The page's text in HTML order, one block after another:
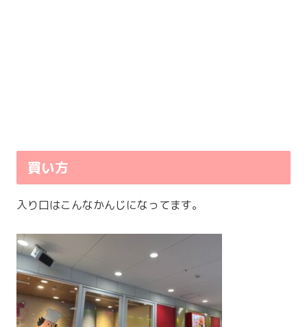
買い方
入り口はこんなかんじになってます。